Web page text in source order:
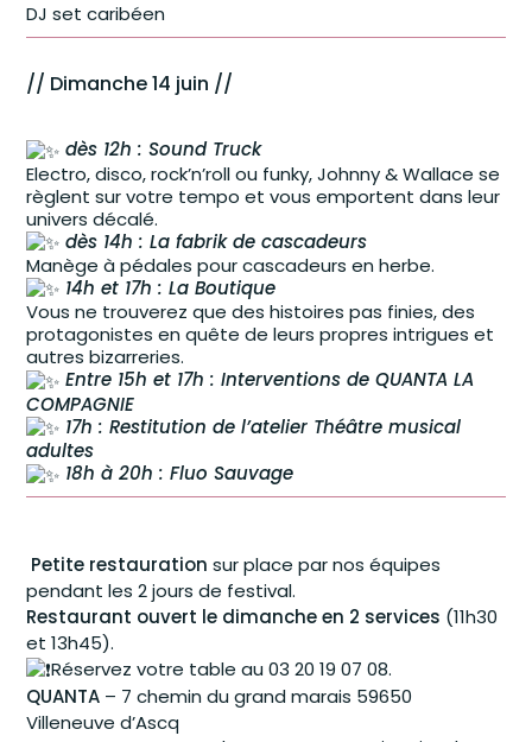
DJ set caribéen
// Dimanche 14 juin //
dès 12h : Sound Truck
Electro, disco, rock’n’roll ou funky, Johnny & Wallace se
règlent sur votre tempo et vous emportent dans leur
univers décalé.
dès 14h : La fabrik de cascadeurs
Manège à pédales pour cascadeurs en herbe.
14h et 17h : La Boutique
Vous ne trouverez que des histoires pas finies, des
protagonistes en quête de leurs propres intrigues et
autres bizarreries.
Entre 15h et 17h : Interventions de QUANTA LA
COMPAGNIE
17h : Restitution de l’atelier Théâtre musical
adultes
18h à 20h : Fluo Sauvage
Petite restauration sur place par nos équipes
pendant les 2 jours de festival.
Restaurant ouvert le dimanche en 2 services (11h30
et 13h45).
Réservez votre table au 03 20 19 07 08.
QUANTA – 7 chemin du grand marais 59650
Villeneuve d’Ascq